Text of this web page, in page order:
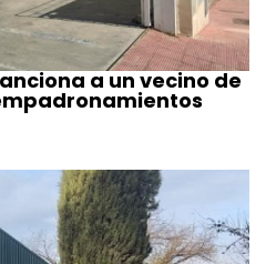
a un vecino de